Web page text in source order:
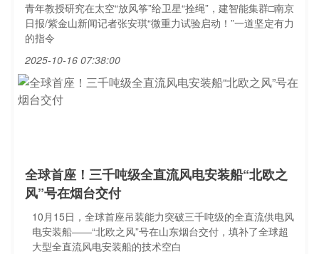
青年教授研究在太空“放风筝”给卫星“拴绳”，建智能集群□南京
日报/紫金山新闻记者张安琪“微重力试验启动！”一道坚定有力
的指令
2025-10-16 07:38:00
全球首座！三千吨级全直流风电安装船“北欧之
风”号在烟台交付
10月15日，全球首座吊装能力突破三千吨级的全直流供电风
电安装船——“北欧之风”号在山东烟台交付，填补了全球超
大型全直流风电安装船的技术空白